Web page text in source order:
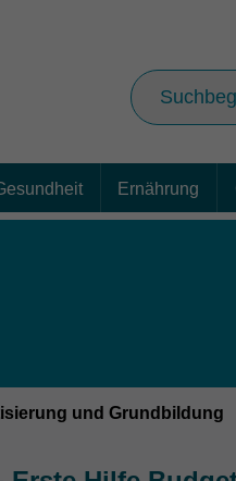
Ernährung
und Grundbildung